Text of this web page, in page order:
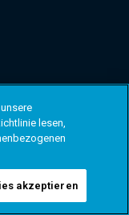
lesen,
akzeptieren